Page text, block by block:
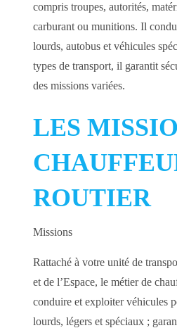
compris troupes, autorités,
carburant ou munitions. Il
lourds, autobus et véhicules
types de transport, il garantit
des missions variées.
LES
ROUTIER
Missions
Rattaché à votre unité de
et de l’Espace, le métier de
conduire et exploiter véhicules
lourds, légers et spéciaux ;